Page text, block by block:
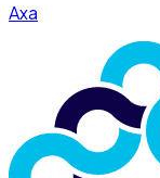
Axa